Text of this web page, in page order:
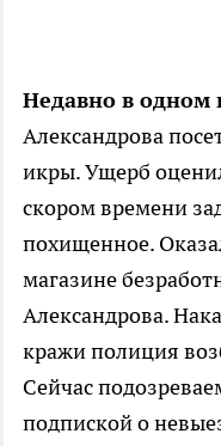
Недавно в одном
Александрова
икры. Ущерб
скором времени
похищенное.
магазине
Александрова.
кражи полиция
Сейчас
подпиской о